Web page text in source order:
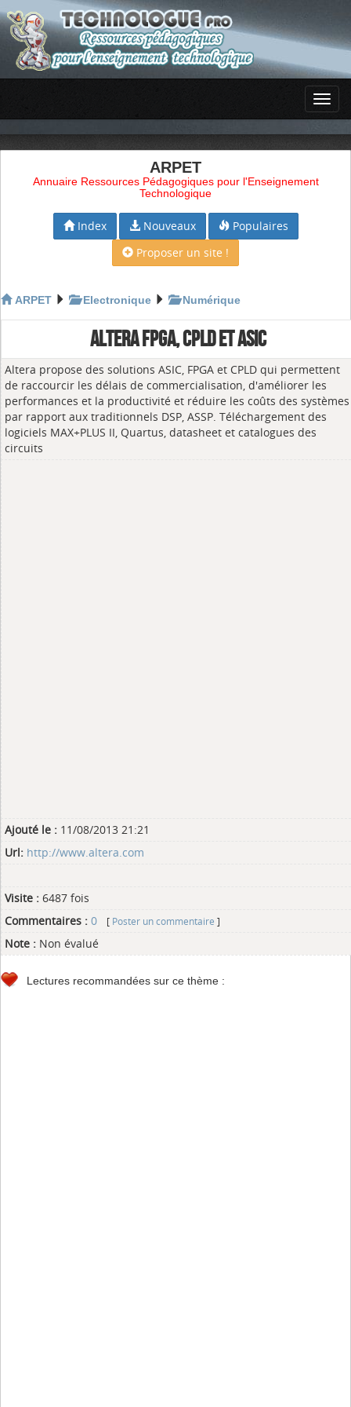
ARPET
Annuaire Ressources Pédagogiques pour l'Enseignement
Technologique
Index Nouveaux
Populaires
Proposer un site !
ARPET Electronique Numérique
ALTERA FPGA, CPLD ET ASIC
Altera propose des solutions ASIC, FPGA et CPLD qui permettent
de raccourcir les délais de commercialisation, d'améliorer les
performances et la productivité et réduire les coûts des systèmes
par rapport aux traditionnels DSP, ASSP. Téléchargement des
logiciels MAX+PLUS II, Quartus, datasheet et catalogues des
circuits
Ajouté le : 11/08/2013 21:21
Url: http://www.altera.com
Visite : 6487 fois
Commentaires : 0 [ Poster un commentaire ]
Note : Non évalué
Lectures recommandées sur ce thème :